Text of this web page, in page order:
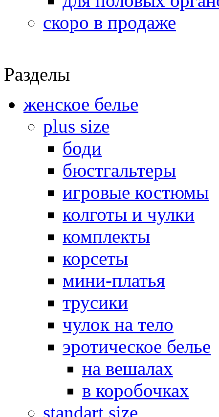
скоро в продаже
Разделы
женское белье
plus size
боди
бюстгальтеры
игровые костюмы
колготы и чулки
комплекты
корсеты
мини-платья
трусики
чулок на тело
эротическое белье
на вешалах
в коробочках
standart size